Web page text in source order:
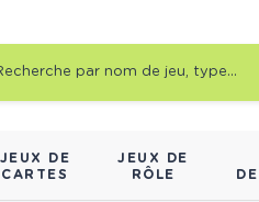
JEUX DE
CARTES
JEUX DE
RÔLE